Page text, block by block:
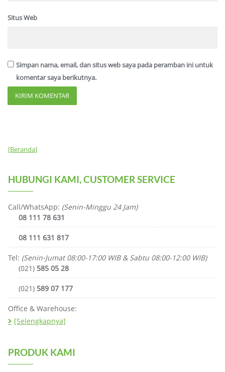
Situs Web
Simpan nama, email, dan situs web saya pada peramban ini untuk
komentar saya berikutnya.
[Beranda]
HUBUNGI KAMI, CUSTOMER SERVICE
Call/WhatsApp: (Senin-Minggu 24 Jam)
08 111 78 631
08 111 631 817
Tel: (Senin-Jumat 08:00-17:00 WIB & Sabtu 08:00-12:00 WIB)
(021) 585 05 28
(021) 589 07 177
Office & Warehouse:
[Selengkapnya]
PRODUK KAMI